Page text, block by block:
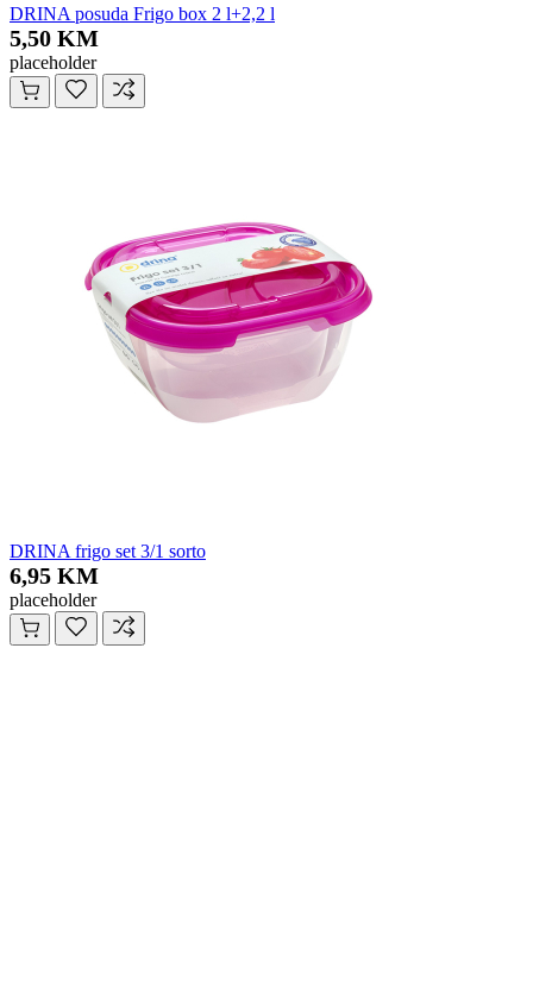
DRINA posuda Frigo box 2 l+2,2 l
5,50 KM
placeholder
DRINA frigo set 3/1 sorto
6,95 KM
placeholder